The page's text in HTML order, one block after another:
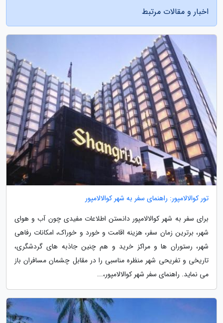
اخبار و مقالات مرتبط
تور کوالالامپور: راهنمای سفر به شهر کوالالامپور
برای سفر به شهر کوالالامپور دانستن اطلاعات مفیدی چون آب و هوای
شهر، برترین زمان سفر، هزینه اقامت و خورد و خوراک، امکانات رفاهی
شهر، رستوران ها و مراکز خرید و هم چنین جاذبه های گردشگری،
تاریخی و تفریحی شهر منظره مناسبی را در مقابل چشمان مسافران باز
می نماید. راهنمای سفر شهر کوالالامپور،...